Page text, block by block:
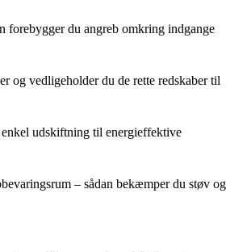
forebygger du angreb omkring indgange
og vedligeholder du de rette redskaber til
udskiftning til energieffektive
– sådan bekæmper du støv og